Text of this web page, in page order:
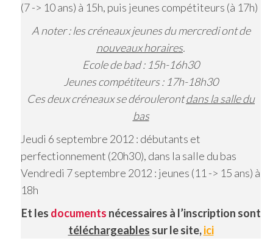
(7 -> 10 ans) à 15h, puis jeunes compétiteurs (à 17h)
A noter : les créneaux jeunes du mercredi ont de
nouveaux horaires.
Ecole de bad : 15h-16h30
Jeunes compétiteurs : 17h-18h30
Ces deux créneaux se déroulerontdans la salle du
bas
Jeudi 6 septembre 2012 : débutants et
perfectionnement (20h30), dans la salle du bas
Vendredi 7 septembre 2012 : jeunes (11 -> 15 ans) à
18h
Et les documents nécessaires à l’inscription sont
téléchargeables sur le site,ici